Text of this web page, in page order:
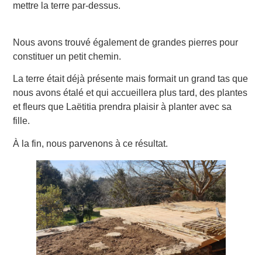
mettre la terre par-dessus.
Nous avons trouvé également de grandes pierres pour
constituer un petit chemin.
La terre était déjà présente mais formait un grand tas que
nous avons étalé et qui accueillera plus tard, des plantes
et fleurs que Laëtitia prendra plaisir à planter avec sa
fille.
À la fin, nous parvenons à ce résultat.